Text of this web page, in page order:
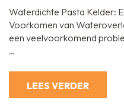
Waterdichte Pasta Kelder:
Voorkomen van
een veelvoorkomend
…
LEES VERDER